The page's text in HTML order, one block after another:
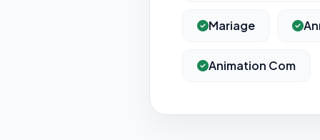
Mariage
Animation Com